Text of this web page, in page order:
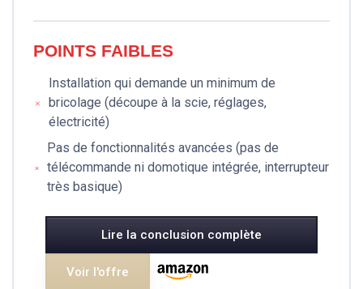
POINTS FAIBLES
Installation qui demande un minimum de
bricolage (découpe à la scie, réglages,
électricité)
Pas de fonctionnalités avancées (pas de
télécommande ni domotique intégrée, interrupteur
très basique)
Lire la conclusion complète
Voir l'offre